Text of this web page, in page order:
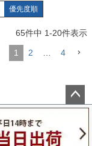
優先度順
65件中 1-20件表示
1 2 4
ペー
ップ